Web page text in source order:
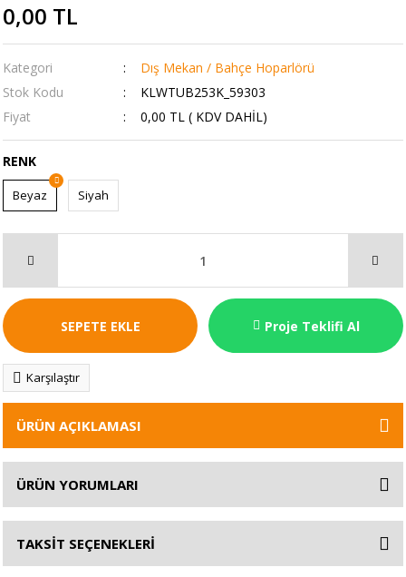
0,00 TL
Kategori
Dış Mekan / Bahçe Hoparlörü
Stok Kodu
KLWTUB253K_59303
Fiyat
0,00 TL ( KDV DAHİL)
RENK
Beyaz Siyah
SEPETE EKLE Proje Teklifi Al
Karşılaştır
ÜRÜN AÇIKLAMASI
ÜRÜN YORUMLARI
TAKSİT SEÇENEKLERİ